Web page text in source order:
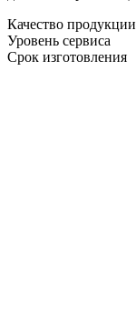
Качество продукции
Уровень сервиса
Срок изготовления